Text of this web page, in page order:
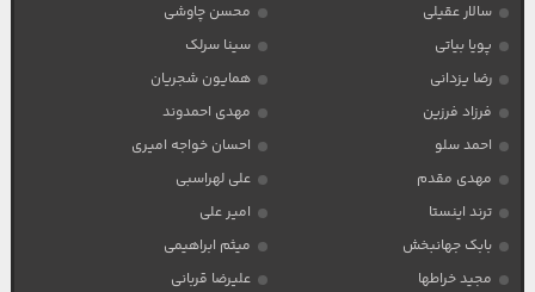
سالار عقیلی
محسن چاوشی
پویا بیاتی
سینا سرلک
رضا یزدانی
همایون شجریان
فرزاد فرزین
مهدی احمدوند
احمد سلو
احسان خواجه امیری
مهدی مقدم
علی لهراسبی
ترند اینستا
امیر علی
بابک جهانبخش
میثم ابراهیمی
مجید خراطها
علیرضا قربانی